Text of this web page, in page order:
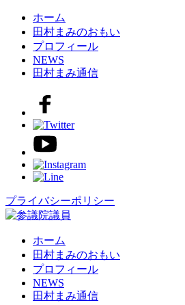
ホーム
田村まみのおもい
プロフィール
NEWS
田村まみ通信
プライバシーポリシー
ホーム
田村まみのおもい
プロフィール
NEWS
田村まみ通信